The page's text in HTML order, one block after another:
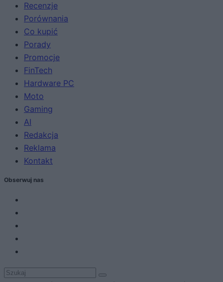
Recenzje
Porównania
Co kupić
Porady
Promocje
FinTech
Hardware PC
Moto
Gaming
AI
Redakcja
Reklama
Kontakt
Obserwuj nas